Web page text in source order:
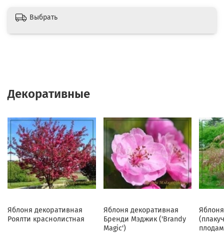
Выбрать
Декоративные
Яблоня декоративная
Роялти краснолистная
Яблоня декоративная
Бренди Мэджик ('Brandy
Magic')